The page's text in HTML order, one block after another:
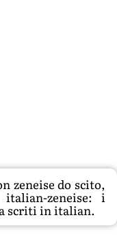
zeneise do scito,
zeneise: i
scriti in italian.